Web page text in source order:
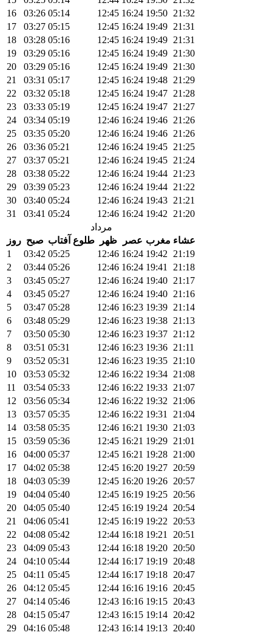
16
03:26 05:14 12:45 16:24 19:50 21:32
17
03:27 05:15 12:45 16:24 19:49 21:31
18
03:28 05:16 12:45 16:24 19:49 21:31
19
03:29 05:16 12:45 16:24 19:49 21:30
20
03:29 05:16 12:45 16:24 19:49 21:30
21
03:31 05:17 12:45 16:24 19:48 21:29
22
03:32 05:18 12:45 16:24 19:47 21:28
23
03:33 05:19 12:45 16:24 19:47 21:27
24
03:34 05:19 12:46 16:24 19:46 21:26
25
03:35 05:20 12:46 16:24 19:46 21:26
26
03:36 05:21 12:46 16:24 19:45 21:25
27
03:37 05:21 12:46 16:24 19:45 21:24
28
03:38 05:22 12:46 16:24 19:44 21:23
29
03:39 05:23 12:46 16:24 19:44 21:22
30
03:40 05:24 12:46 16:24 19:43 21:21
31
03:41 05:24 12:46 16:24 19:42
21:20
مرداد
روز صبح طلوع آفتاب ظهر عصر مغرب عشاء
1
03:42 05:25 12:46 16:24 19:42
21:19
2
03:44 05:26 12:46 16:24 19:41
21:18
3
03:45 05:27 12:46 16:24 19:40 21:17
4
03:45 05:27 12:46 16:24 19:40 21:16
5
03:47 05:28 12:46 16:23 19:39 21:14
6
03:48 05:29 12:46 16:23 19:38 21:13
7
03:50 05:30 12:46 16:23 19:37 21:12
8
03:51 05:31 12:46 16:23 19:36 21:11
9
03:52 05:31 12:46 16:23 19:35 21:10
10
03:53 05:32 12:46 16:22 19:34 21:08
11
03:54 05:33 12:46 16:22 19:33 21:07
12
03:56 05:34 12:46 16:22 19:32
21:06
13
03:57 05:35 12:46 16:22 19:31
21:04
14
03:58 05:35 12:46 16:21 19:30 21:03
15
03:59 05:36 12:45 16:21 19:29 21:01
16
04:00 05:37 12:45 16:21 19:28 21:00
17
04:02 05:38 12:45 16:20 19:27 20:59
18
04:03 05:39 12:45 16:20 19:26 20:57
19
04:04 05:40 12:45 16:19 19:25 20:56
20
04:05 05:40 12:45 16:19 19:24 20:54
21
04:06 05:41 12:45 16:19 19:22
20:53
22
04:08 05:42 12:44 16:18 19:21
20:51
23
04:09 05:43 12:44 16:18 19:20 20:50
24
04:10 05:44 12:44 16:17 19:19 20:48
25
04:11 05:45 12:44 16:17 19:18 20:47
26
04:12 05:45 12:44 16:16 19:16 20:45
27
04:14 05:46 12:43 16:16 19:15 20:43
28
04:15 05:47 12:43 16:15 19:14 20:42
29
04:16 05:48 12:43 16:14 19:13 20:40